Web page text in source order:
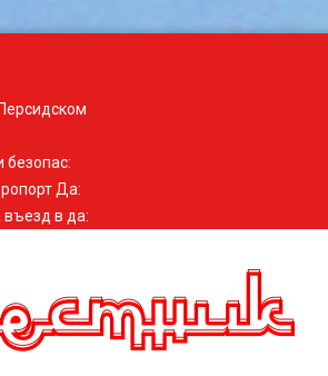
безопас:
Да:
въезд в да: